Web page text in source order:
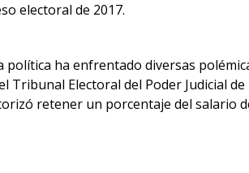
electoral de 2017.
política ha enfrentado diversas
Tribunal Electoral del Poder Judicial
retener un porcentaje del salario